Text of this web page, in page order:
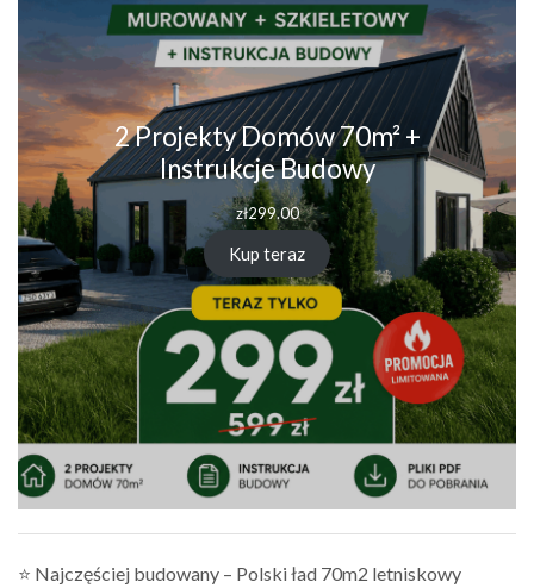
2 Projekty Domów 70m² +
Instrukcje Budowy
zł299.00
Kup teraz
⭐ Najczęściej budowany – Polski ład 70m2 letniskowy